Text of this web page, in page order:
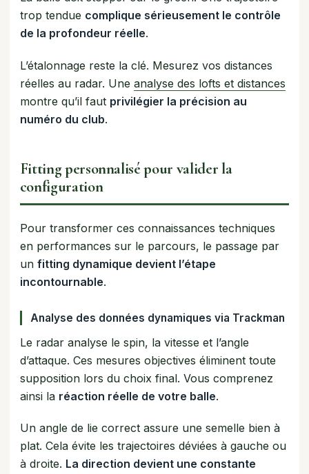
trop tendue complique sérieusement le contrôle
de la profondeur réelle.
L’étalonnage reste la clé. Mesurez vos distances
réelles au radar. Une analyse des lofts et distances
montre qu’il faut privilégier la précision au
numéro du club.
Fitting personnalisé pour valider la
configuration
Pour transformer ces connaissances techniques
en performances sur le parcours, le passage par
un fitting dynamique devient l’étape
incontournable.
Analyse des données dynamiques via Trackman
Le radar analyse le spin, la vitesse et l’angle
d’attaque. Ces mesures objectives éliminent toute
supposition lors du choix final. Vous comprenez
ainsi la réaction réelle de votre balle.
Un angle de lie correct assure une semelle bien à
plat. Cela évite les trajectoires déviées à gauche ou
à droite. La direction devient une constante